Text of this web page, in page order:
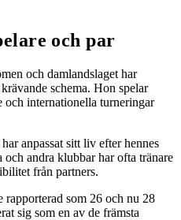
och par
och damlandslaget har
schema. Hon spelar
och internationella turneringar
anpassat sitt liv efter hennes
andra klubbar har ofta tränare
från partners.
rapporterad som 26 och nu 28
sig som en av de främsta